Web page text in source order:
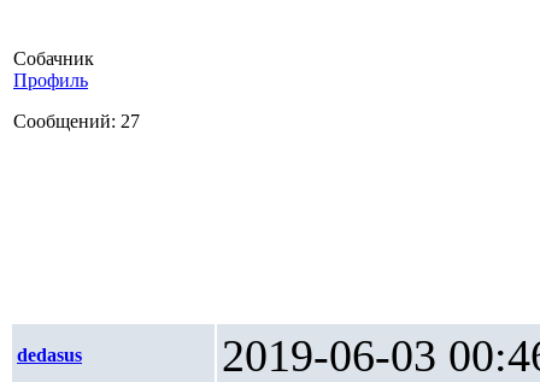
Собачник
Профиль
Сообщений: 27
dedasus 2019-06-03